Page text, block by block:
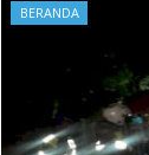
BERANDA